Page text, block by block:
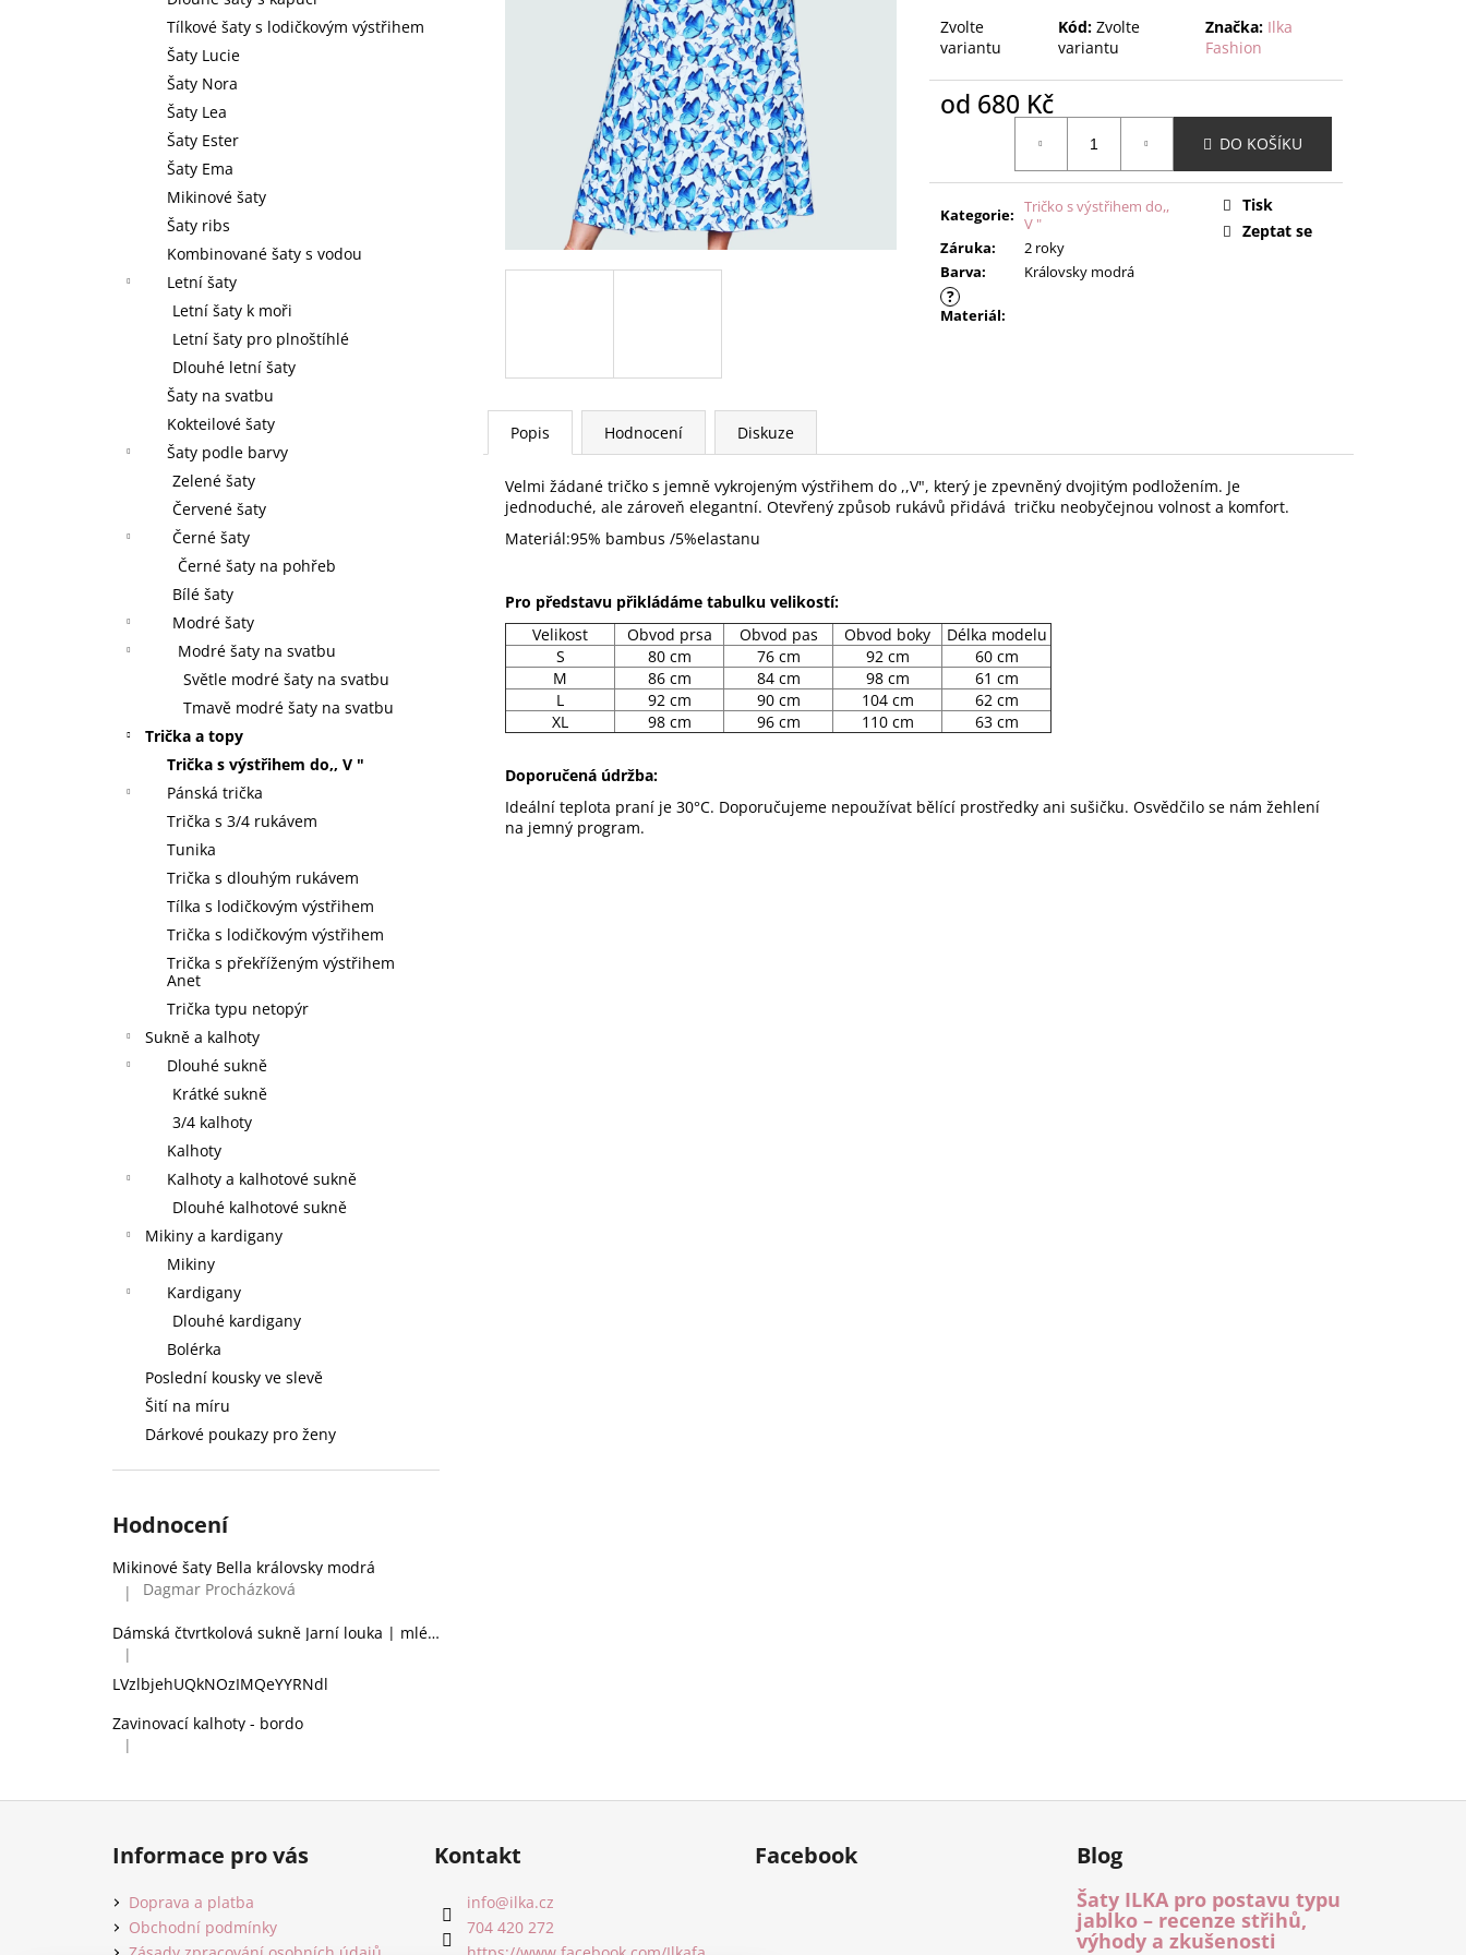
Tílkové šaty s lodičkovým výstřihem
Šaty Lucie
Šaty Nora
Šaty Lea
Šaty Ester
Šaty Ema
Mikinové šaty
Šaty ribs
Kombinované šaty s vodou
Letní šaty
Letní šaty k moři
Letní šaty pro plnoštíhlé
Dlouhé letní šaty
Šaty na svatbu
Kokteilové šaty
Šaty podle barvy
Zelené šaty
Červené šaty
Černé šaty
Černé šaty na pohřeb
Bílé šaty
Modré šaty
Modré šaty na svatbu
Světle modré šaty na svatbu
Tmavě modré šaty na svatbu
Trička a topy
Trička s výstřihem do,, V "
Pánská trička
Trička s 3/4 rukávem
Tunika
Trička s dlouhým rukávem
Tílka s lodičkovým výstřihem
Trička s lodičkovým výstřihem
Trička s překříženým výstřihem
Anet
Trička typu netopýr
Sukně a kalhoty
Dlouhé sukně
Krátké sukně
3/4 kalhoty
Kalhoty
Kalhoty a kalhotové sukně
Dlouhé kalhotové sukně
Mikiny a kardigany
Mikiny
Kardigany
Dlouhé kardigany
Bolérka
Poslední kousky ve slevě
Šití na míru
Dárkové poukazy pro ženy
Hodnocení
Mikinové šaty Bella královsky modrá
Hodnocení produktu je 5 z 5 hvězdiček.
| Dagmar Procházková
Dámská čtvrtkolová sukně Jarní louka | mléčné hedvábí
Hodnocení produktu je 2 z 5 hvězdiček.
|
LVzlbjehUQkNOzIMQeYYRNdl
Zavinovací kalhoty - bordo
Hodnocení produktu je 5 z 5 hvězdiček.
|
Zvolte
variantu
Kód: Zvolte
variantu
Značka: Ilka
Fashion
od 680 Kč
DO KOŠÍKU
Kategorie: Tričko s výstřihem do,,
V "
Záruka:
2 roky
Barva: Královsky modrá
?
Materiál:
Tisk
Zeptat se
Popis Hodnocení Diskuze
Velmi žádané tričko s jemně vykrojeným výstřihem do ,,V", který je zpevněný dvojitým podložením. Je
jednoduché, ale zároveň elegantní. Otevřený způsob rukávů přidává tričku neobyčejnou volnost a komfort.
Materiál:95% bambus /5%elastanu
Pro představu přikládáme tabulku velikostí:
Velikost
Obvod prsa Obvod pas Obvod boky
Délka modelu
S
80 cm 76 cm 92 cm
60 cm
M
86 cm 84 cm 98 cm
61 cm
L
92 cm 90 cm 104 cm
62 cm
XL
98 cm 96 cm 110 cm 63 cm
Doporučená údržba:
Ideální teplota praní je 30°C. Doporučujeme nepoužívat bělící prostředky ani sušičku. Osvědčilo se nám žehlení
na jemný program.
Z
Informace pro vás
Doprava a platba
Obchodní podmínky
Kontakt
info@ilka.cz
704 420 272
Facebook Blog
Šaty ILKA pro postavu typu
jablko – recenze střihů,
výhody a zkušenosti